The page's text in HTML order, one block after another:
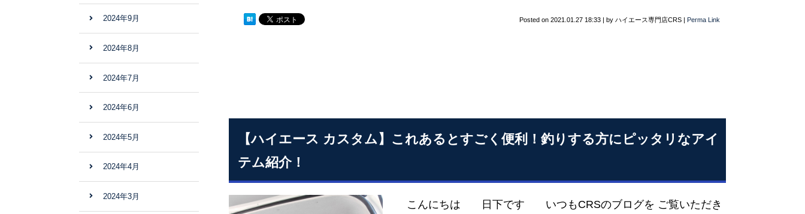
Posted on 2021.01.27 18:33 | by ハイエース専門店CRS | Perma Link
【ハイエース カスタム】これあるとすごく便利！釣りする方にピッタリなアイ
テム紹介！
こんにちは 日下です いつもCRSのブログを ご覧いただき
2024年9月
2024年8月
2024年7月
2024年6月
2024年5月
2024年4月
2024年3月